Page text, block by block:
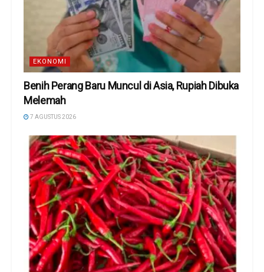
EKONOMI
Benih Perang Baru Muncul di Asia, Rupiah Dibuka
Melemah
7 AGUSTUS 2026